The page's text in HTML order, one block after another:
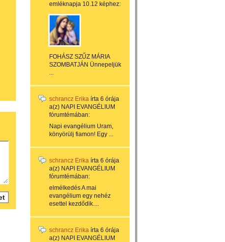
emléknapja 10.12 képhez:
FOHÁSZ SZŰZ MÁRIA
SZOMBATJÁN Ünnepeljük
...
schrancz Erika írta 6 órája
a(z) NAPI EVANGÉLIUM
fórumtémában:
Napi evangélium Uram,
könyörülj fiamon! Egy ...
schrancz Erika írta 6 órája
a(z) NAPI EVANGÉLIUM
fórumtémában:
elmélkedés A mai
evangélium egy nehéz
esettel kezdődik....
schrancz Erika írta 6 órája
a(z) NAPI EVANGÉLIUM